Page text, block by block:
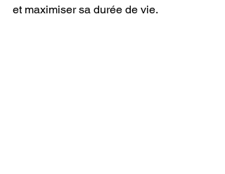
et maximiser sa durée de vie.